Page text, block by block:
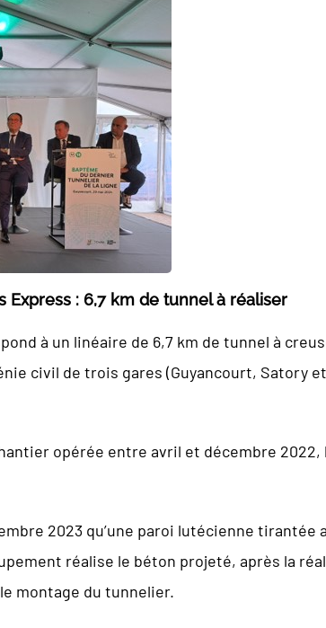
Express : 6,7 km de tunnel à réaliser
à un linéaire de 6,7 km de tunnel à
civil de trois gares (Guyancourt, Satory
opérée entre avril et décembre
2023 qu’une paroi lutécienne
réalise le béton projeté, après la
montage du tunnelier.